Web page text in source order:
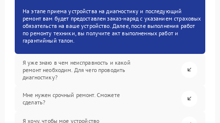
На этапе приема устройства на диагностику и последующий
ремонт вам будет предоставлен заказ-наряд с указанием страховых
обязательств на ваше устройство. Далее, после выполнения работ
по ремонту техники, вы получите акт выполненных работ и
гарантийный талон.
Я уже знаю в чем неисправность и какой
ремонт необходим. Для чего проводить
диагностику?
Мне нужен срочный ремонт. Сможете
сделать?
Я хочу, чтобы мое устройство